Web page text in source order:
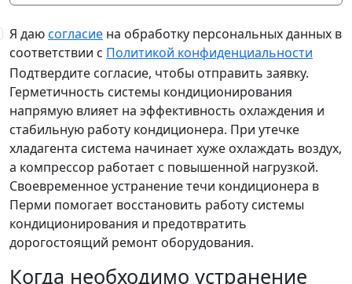
Я даюсогласие на обработку персональных данных в
соответствии с Политикой конфиденциальности
Подтвердите согласие, чтобы отправить заявку.
Герметичность системы кондиционирования
напрямую влияет на эффективность охлаждения и
стабильную работу кондиционера. При утечке
хладагента система начинает хуже охлаждать воздух,
а компрессор работает с повышенной нагрузкой.
Своевременное устранение течи кондиционера в
Перми помогает восстановить работу системы
кондиционирования и предотвратить
дорогостоящий ремонт оборудования.
Когда необходимо устранение